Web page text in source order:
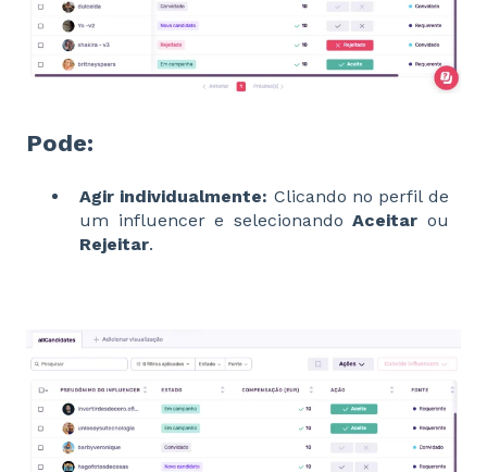
Pode:
Agir individualmente: Clicando no perfil de
um influencer e selecionandoAceitar ou
Rejeitar.